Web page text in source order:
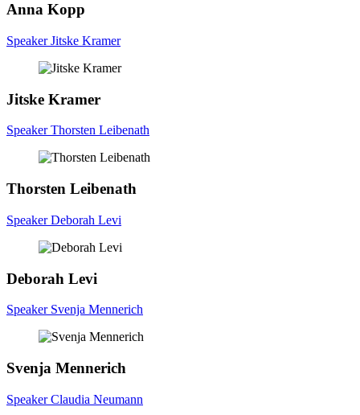
Anna Kopp
Speaker Jitske Kramer
Jitske Kramer
Speaker Thorsten Leibenath
Thorsten Leibenath
Speaker Deborah Levi
Deborah Levi
Speaker Svenja Mennerich
Svenja Mennerich
Speaker Claudia Neumann